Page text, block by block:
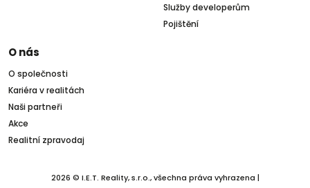
Služby developerům
Pojištění
O nás
O společnosti
Kariéra v realitách
Naši partneři
Akce
Realitní zpravodaj
2026 © I.E.T. Reality, s.r.o., všechna práva vyhrazena |